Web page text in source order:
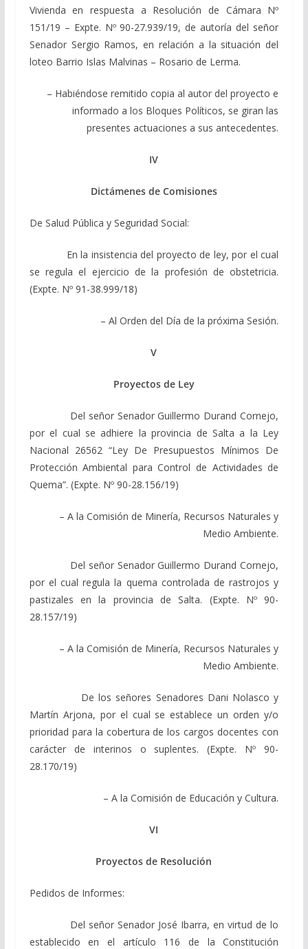
Vivienda en respuesta a Resolución de Cámara Nº
151/19 – Expte. Nº 90-27.939/19, de autoría del señor
Senador Sergio Ramos, en relación a la situación del
loteo Barrio Islas Malvinas – Rosario de Lerma.
– Habiéndose remitido copia al autor del proyecto e
informado a los Bloques Políticos, se giran las
presentes actuaciones a sus antecedentes.
IV
Dictámenes de Comisiones
De Salud Pública y Seguridad Social:
En la insistencia del proyecto de ley, por el cual
se regula el ejercicio de la profesión de obstetricia.
(Expte. Nº 91-38.999/18)
– Al Orden del Día de la próxima Sesión.
V
Proyectos de Ley
Del señor Senador Guillermo Durand Cornejo,
por el cual se adhiere la provincia de Salta a la Ley
Nacional 26562 “Ley De Presupuestos Mínimos De
Protección Ambiental para Control de Actividades de
Quema”. (Expte. Nº 90-28.156/19)
– A la Comisión de Minería, Recursos Naturales y
Medio Ambiente.
Del señor Senador Guillermo Durand Cornejo,
por el cual regula la quema controlada de rastrojos y
pastizales en la provincia de Salta. (Expte. Nº 90-
28.157/19)
– A la Comisión de Minería, Recursos Naturales y
Medio Ambiente.
De los señores Senadores Dani Nolasco y
Martín Arjona, por el cual se establece un orden y/o
prioridad para la cobertura de los cargos docentes con
carácter de interinos o suplentes. (Expte. Nº 90-
28.170/19)
– A la Comisión de Educación y Cultura.
VI
Proyectos de Resolución
Pedidos de Informes:
Del señor Senador José Ibarra, en virtud de lo
establecido en el artículo 116 de la Constitución